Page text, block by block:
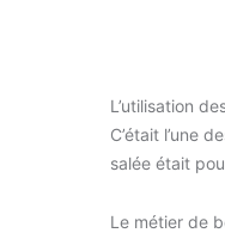
L’utilisation
C’était l’une
salée était
Le métier de